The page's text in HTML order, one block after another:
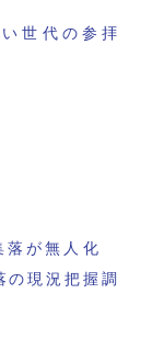
世代の参拝
落が無人化
現況把握調